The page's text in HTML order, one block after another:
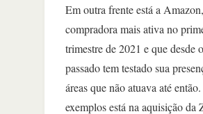
Em outra frente está a Amazon,
compradora mais ativa no
trimestre de 2021 e que desde
passado tem testado sua
áreas que não atuava até
exemplos está na aquisição da